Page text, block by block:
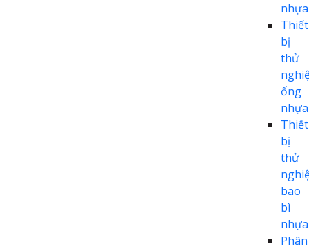
nhựa
Thiết
bị
thử
ống
nhựa
Thiết
bị
thử
bao
bì
nhựa
Phân